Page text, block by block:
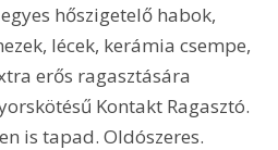
hőszigetelő habok,
lécek, kerámia csempe,
erős ragasztására
Kontakt Ragasztó.
is tapad. Oldószeres.